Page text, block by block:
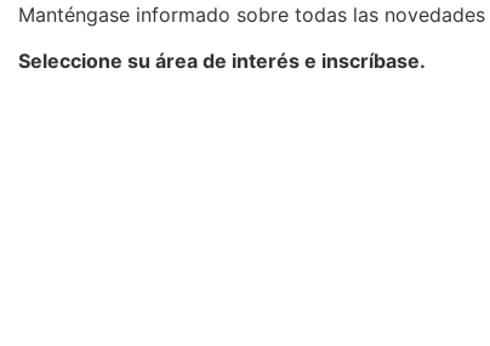
Manténgase informado sobre todas las
Seleccione su área de interés e inscríbase.